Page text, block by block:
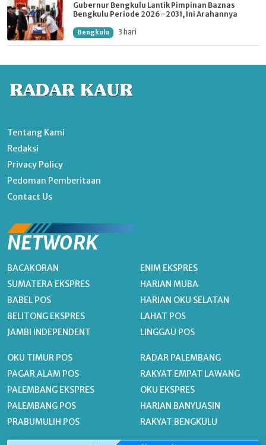
Gubernur Bengkulu Lantik Pimpinan Baznas
Bengkulu Periode 2026–2031, Ini Arahannya
Bengkulu 3 hari
Tentang Kami
Redaksi
Privacy Policy
Pedoman Pemberitaan
Contact Us
NETWORK
BACAKORAN
SUMATERA EKSPRES
BABEL POS
BELITONG EKSPRES
JAMBI INDEPENDENT
ENIM EKSPRES
HARIAN MUBA
HARIAN OKU SELATAN
LAHAT POS
LINGGAU POS
OKU TIMUR POS
PAGAR ALAM POS
PALEMBANG EKSPRES
PALEMBANG POS
PRABUMULIH POS
RADAR PALEMBANG
RAKYAT EMPAT LAWANG
OKU EKSPRES
HARIAN BANYUASIN
RAKYAT BENGKULU